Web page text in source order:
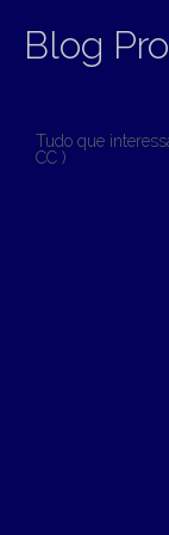
Blog
Tudo que
CC )